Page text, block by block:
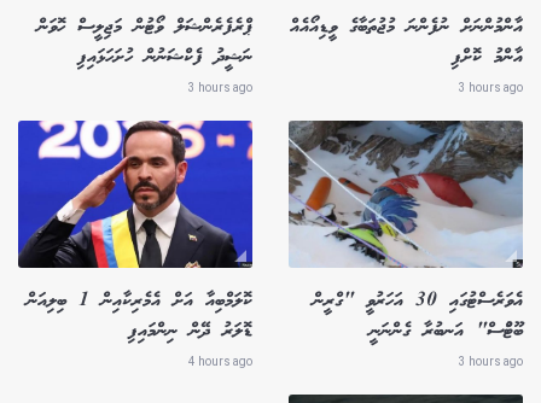
އާންމުންނަށް ނުފެންނަ މުޖުތަބާގެ ވީޑިއޯއެއް
އާންމު ކޮށްފި
3 hours ago
ޕްރެފެރެންޝަލް ވޯޓުން މަޖިލީސް ހޮވަން
ނަޝީދު ފެކްޝަނުން ހުށަހަޅައިފި
3 hours ago
އެވަރެސްޓުގައި 30 އަހަރުވީ "ގްރީން
ބޫޓުްސް" އަނބުރާ ގެންނަނީ
3 hours ago
ކޮލަމްބިއާ އަށް އެމެރިކާއިން 1 ބިލިއަން
ޑޮލަރު ދޭން ނިންމައިފި
4 hours ago